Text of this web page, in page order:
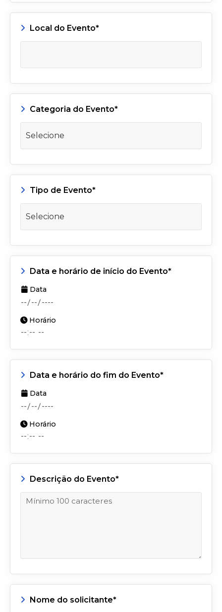
Local do Evento*
Categoria do Evento*
Tipo de Evento*
Data e horário de início do Evento*
Data
Horário
Data e horário do fim do Evento*
Data
Horário
Descrição do Evento*
Nome do solicitante*